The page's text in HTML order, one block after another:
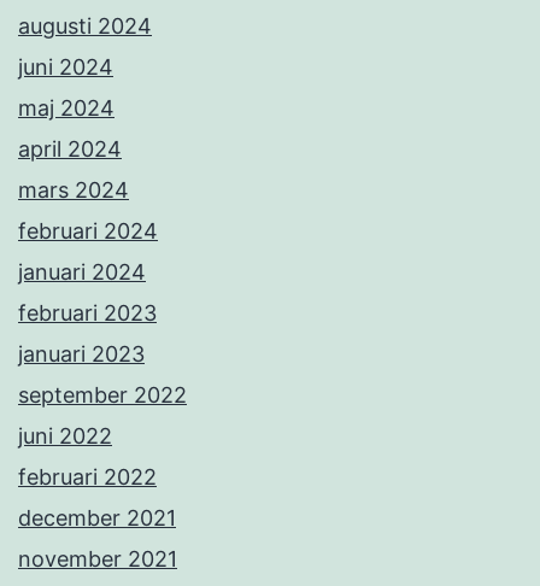
augusti 2024
juni 2024
maj 2024
april 2024
mars 2024
februari 2024
januari 2024
februari 2023
januari 2023
september 2022
juni 2022
februari 2022
december 2021
november 2021